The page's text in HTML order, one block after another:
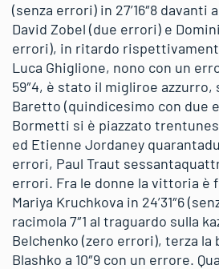
(senza errori) in 27’16″8 davanti
David Zobel (due errori) e
errori), in ritardo
Luca Ghiglione, nono con un
59″4, è stato il migliroe azzurro,
Baretto (quindicesimo con due
Bormetti si è piazzato
ed Etienne Jordaney
errori, Paul Traut
errori. Fra le donne la vittoria è
Mariya Kruchkova in 24’31″6
racimola 7″1 al traguardo sulla
Belchenko (zero errori), terza la
Blashko a 10″9 con un errore.